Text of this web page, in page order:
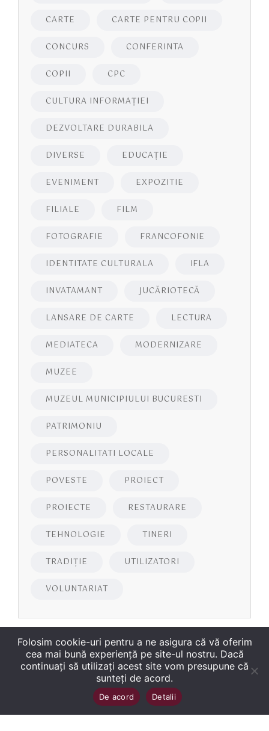
CARTE CARTE PENTRU COPII
CONCURS CONFERINTA
COPII CPC
CULTURA INFORMAŢIEI
DEZVOLTARE DURABILA
DIVERSE EDUCAŢIE
EVENIMENT EXPOZITIE
FILIALE FILM
FOTOGRAFIE FRANCOFONIE
IDENTITATE CULTURALA IFLA
INVATAMANT JUCĂRIOTECĂ
LANSARE DE CARTE LECTURA
MEDIATECA MODERNIZARE
MUZEE
MUZEUL MUNICIPIULUI BUCURESTI
PATRIMONIU
PERSONALITATI LOCALE
POVESTE PROIECT
PROIECTE RESTAURARE
TEHNOLOGIE TINERI
TRADIȚIE UTILIZATORI
VOLUNTARIAT
2026Biblioteca Județeană
„George Bariţiu‟ Braşov. Toate drepturile sunt
Folosim cookie-uri pentru a ne asigura că vă oferim
cea mai bună experiență pe site-ul nostru. Dacă
continuați să utilizați acest site vom presupune că
sunteți de acord.
De acord Detalii